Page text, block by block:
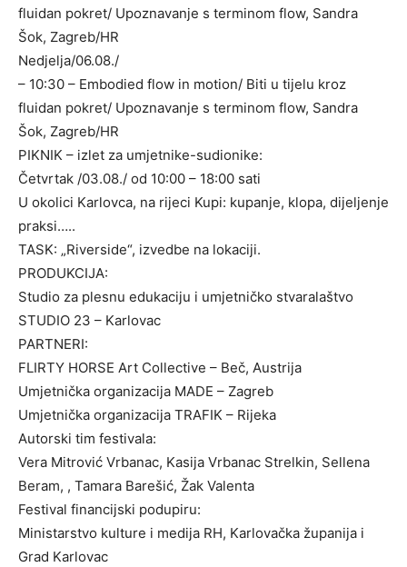
fluidan pokret/ Upoznavanje s terminom flow, Sandra
Šok, Zagreb/HR
Nedjelja/06.08./
– 10:30 – Embodied flow in motion/ Biti u tijelu kroz
fluidan pokret/ Upoznavanje s terminom flow, Sandra
Šok, Zagreb/HR
PIKNIK – izlet za umjetnike-sudionike:
Četvrtak /03.08./ od 10:00 – 18:00 sati
U okolici Karlovca, na rijeci Kupi: kupanje, klopa, dijeljenje
praksi…..
TASK: „Riverside“, izvedbe na lokaciji.
PRODUKCIJA:
Studio za plesnu edukaciju i umjetničko stvaralaštvo
STUDIO 23 – Karlovac
PARTNERI:
FLIRTY HORSE Art Collective – Beč, Austrija
Umjetnička organizacija MADE – Zagreb
Umjetnička organizacija TRAFIK – Rijeka
Autorski tim festivala:
Vera Mitrović Vrbanac, Kasija Vrbanac Strelkin, Sellena
Beram, , Tamara Barešić, Žak Valenta
Festival financijski podupiru:
Ministarstvo kulture i medija RH, Karlovačka županija i
Grad Karlovac